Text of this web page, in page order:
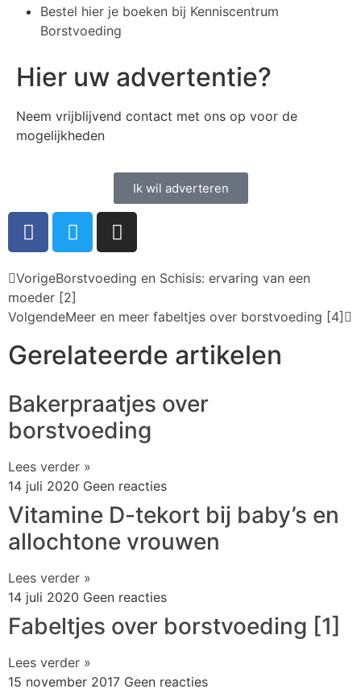
Bestel hier je boeken bij Kenniscentrum
Borstvoeding
Hier uw advertentie?
Neem vrijblijvend contact met ons op voor de
mogelijkheden
Ik wil adverteren
VorigeBorstvoeding en Schisis: ervaring van een
moeder [2]
VolgendeMeer en meer fabeltjes over borstvoeding [4]
Gerelateerde artikelen
Bakerpraatjes over
borstvoeding
Lees verder »
14 juli 2020 Geen reacties
Vitamine D-tekort bij baby’s en
allochtone vrouwen
Lees verder »
14 juli 2020 Geen reacties
Fabeltjes over borstvoeding [1]
Lees verder »
15 november 2017 Geen reacties